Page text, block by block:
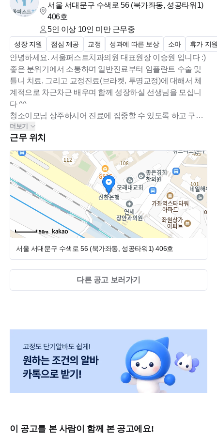
서울 서대문구 수색로 56 (북가좌동, 성공타워1)
406호
5인 이상 10인 미만근무중
성장 지원 점심 제공 교정 성과에 따른 보상 소아 휴가 지
안녕하세요. 서울퍼스트치과의원 대표원장 이승원 입니다 :)
좋은 분위기에서 소통하며 일반진료부터 임플란트 수술 및
틀니 치료, 그리고 교정진료(브라켓, 투명교정)에 대해서 체
계적으로 차근차근 배우며 함께 성장하실 선생님을 모십니
다 ^^
청소이모님 상주하시어 진료에 집중할 수 있도록 하고 구성
원들 서로 존중하고 편안한 환경을 만들기 위해서 항상 노력
하고있습니다.
서울퍼스트치과는 치과보철과 전문의인 저를 포함하여 세
분의 원장님이 계십니다. (통합치의학과, 치과교정과) 진심
으로 환자를 대하는 진료를 하기 위해 노력하는 치과로, 분기
별로 선생님들께서 원하시는 주제에 대한 세미나 또한 진행
하고 있습니다.
함께 하실 선생님들 편하게 연락주세요. 감사합니다.
더보기
근무 위치
50m
서울 서대문구 수색로 56 (북가좌동, 성공타워1) 406호
다른 공고 보러가기
이 공고를 본 사람이 함께 본 공고에요!